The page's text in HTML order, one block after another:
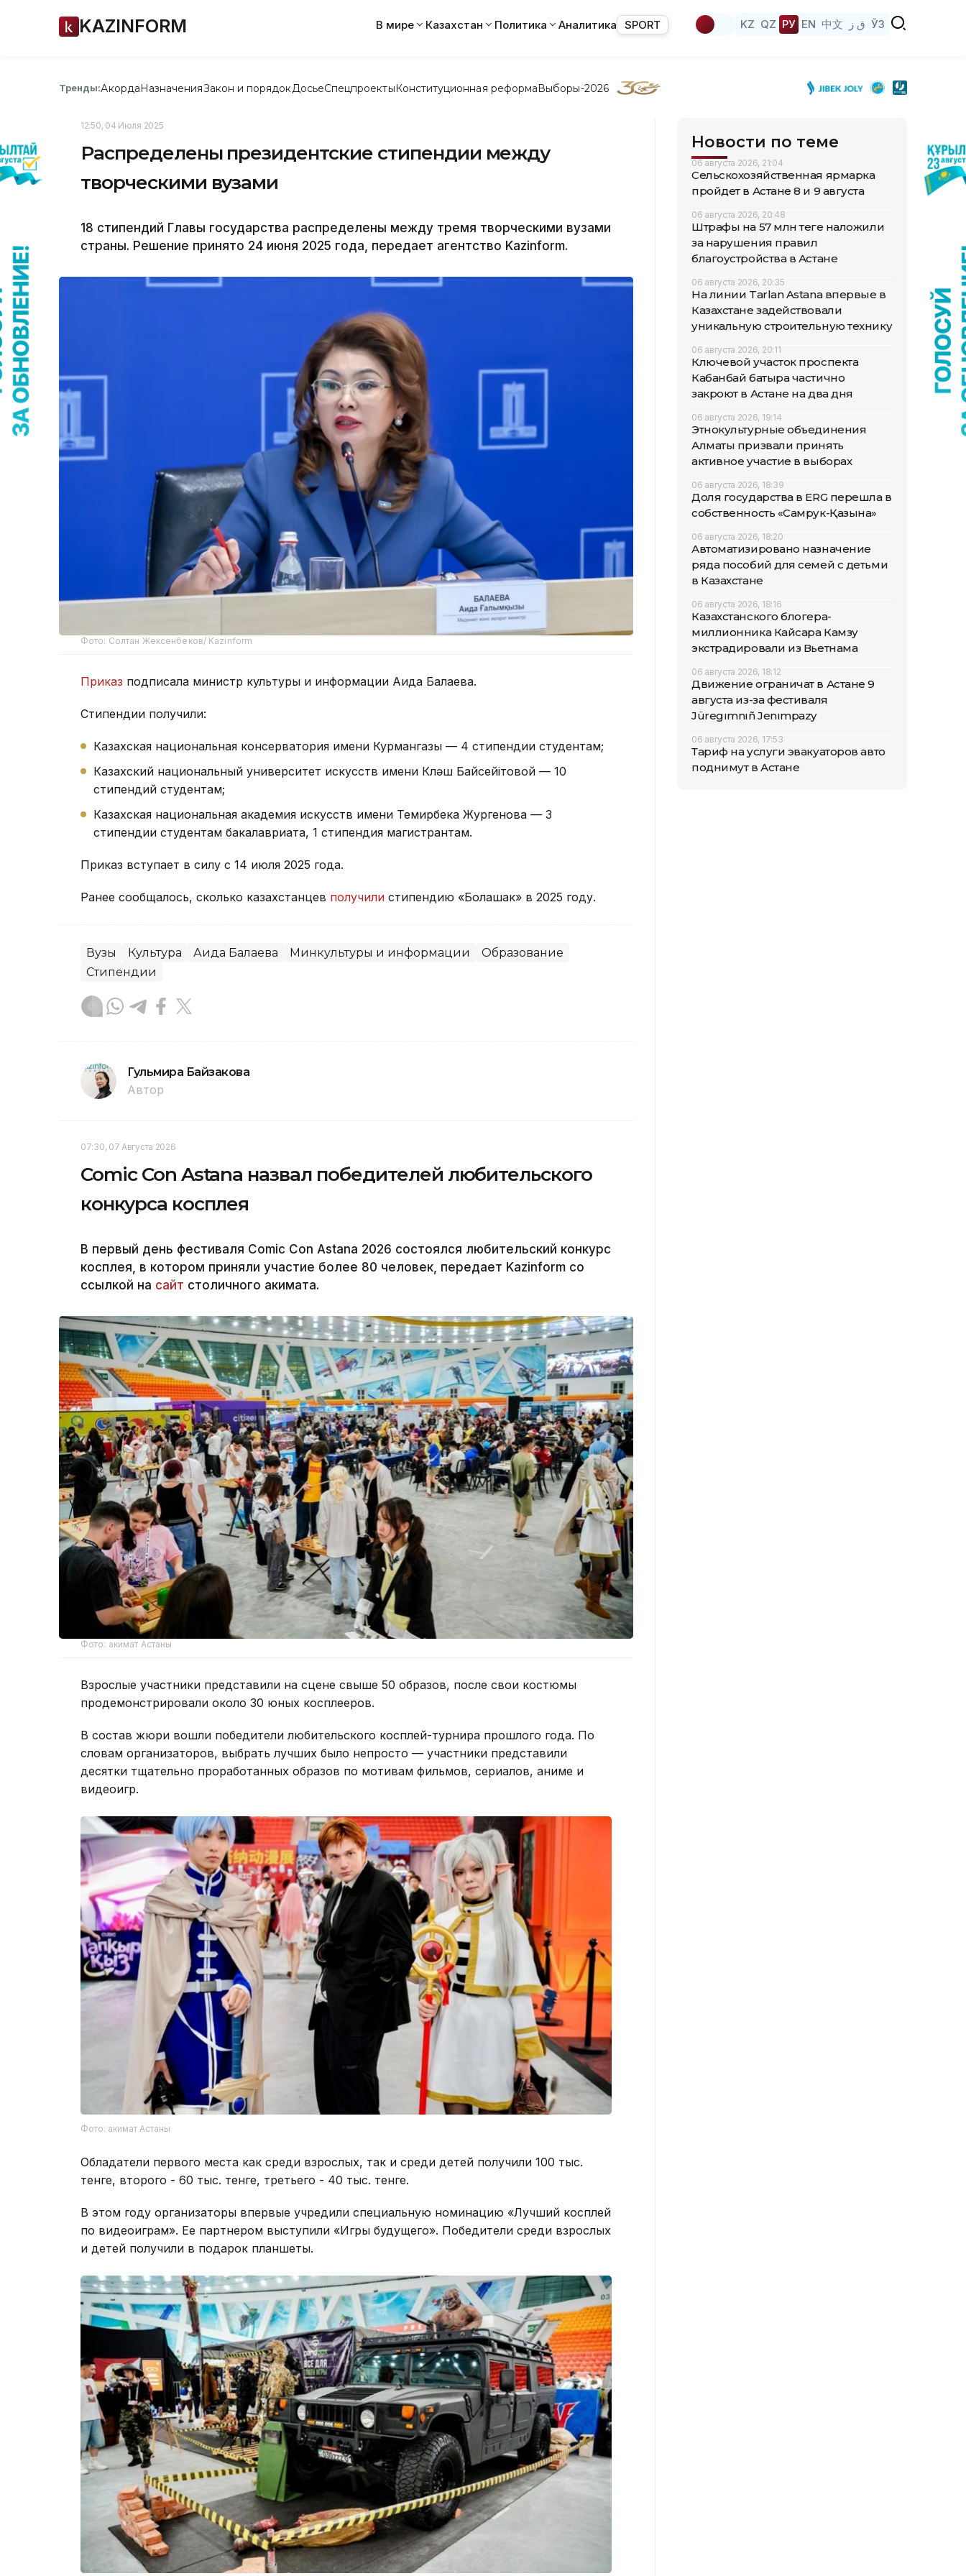
KAZINFORM В мире Казахстан Политика Аналитика SPORT KZ QZ РУ EN 中文 ق ز ЎЗ
Тренды:АкордаНазначенияЗакон и порядок ДосьеСпецпроектыКонституционная реформаВыборы-2026
12:50, 04 Июля 2025
Распределены президентские стипендии между
творческими вузами
18 стипендий Главы государства распределены между тремя творческими вузами
страны. Решение принято 24 июня 2025 года, передает агентство Kazinform.
Фото: Солтан Жексенбеков/ Kazinform
Приказ подписала министр культуры и информации Аида Балаева.
Стипендии получили:
Казахская национальная консерватория имени Курмангазы — 4 стипендии студентам;
Казахский национальный университет искусств имени Күләш Байсейітовой — 10
стипендий студентам;
Казахская национальная академия искусств имени Темирбека Жургенова — 3
стипендии студентам бакалавриата, 1 стипендия магистрантам.
Приказ вступает в силу с 14 июля 2025 года.
Ранее сообщалось, сколько казахстанцев получили стипендию «Болашак» в 2025 году.
Вузы Культура Аида Балаева Минкультуры и информации
Образование
Стипендии
Гульмира Байзакова
Автор
07:30, 07 Августа 2026
Comic Con Astana назвал победителей любительского
конкурса косплея
В первый день фестиваля Comic Con Astana 2026 состоялся любительский конкурс
косплея, в котором приняли участие более 80 человек, передает Kazinform со
ссылкой на сайт столичного акимата.
Фото: акимат Астаны
Взрослые участники представили на сцене свыше 50 образов, после свои костюмы
продемонстрировали около 30 юных косплееров.
В состав жюри вошли победители любительского косплей-турнира прошлого года. По
словам организаторов, выбрать лучших было непросто — участники представили
десятки тщательно проработанных образов по мотивам фильмов, сериалов, аниме и
видеоигр.
Фото: акимат Астаны
Обладатели первого места как среди взрослых, так и среди детей получили 100 тыс.
тенге, второго - 60 тыс. тенге, третьего - 40 тыс. тенге.
В этом году организаторы впервые учредили специальную номинацию «Лучший косплей
по видеоиграм». Ее партнером выступили «Игры будущего». Победители среди взрослых
и детей получили в подарок планшеты.
Новости по теме
06 августа 2026, 21:04
Сельскохозяйственная ярмарка
пройдет в Астане 8 и 9 августа
06 августа 2026, 20:48
Штрафы на 57 млн теңге наложили
за нарушения правил
благоустройства в Астане
06 августа 2026, 20:35
На линии Tarlan Astana впервые в
Казахстане задействовали
уникальную строительную технику
06 августа 2026, 20:11
Ключевой участок проспекта
Кабанбай батыра частично
закроют в Астане на два дня
06 августа 2026, 19:14
Этнокультурные объединения
Алматы призвали принять
активное участие в выборах
06 августа 2026, 18:39
Доля государства в ERG перешла в
собственность «Самрук-Қазына»
06 августа 2026, 18:20
Автоматизировано назначение
ряда пособий для семей с детьми
в Казахстане
06 августа 2026, 18:16
Казахстанского блогера-
миллионника Кайсара Камзу
экстрадировали из Вьетнама
06 августа 2026, 18:12
Движение ограничат в Астане 9
августа из-за фестиваля
Jüregımnıñ Jenımpazy
06 августа 2026, 17:53
Тариф на услуги эвакуаторов авто
поднимут в Астане